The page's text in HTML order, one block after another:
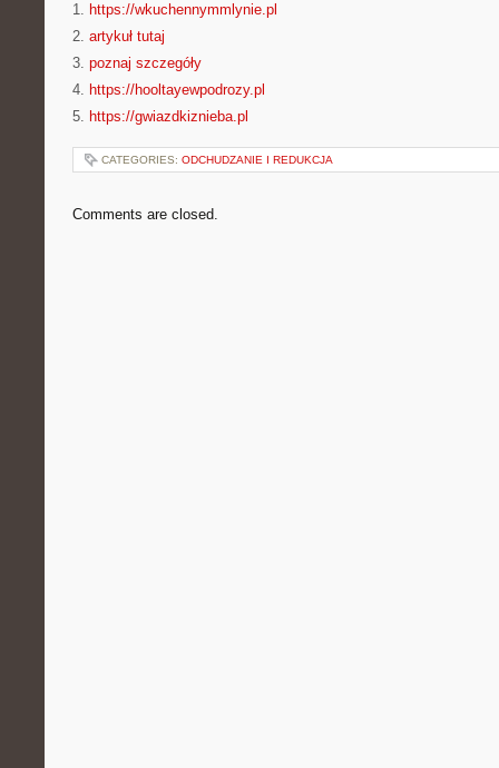
1. https://wkuchennymmlynie.pl
2. artykuł tutaj
3. poznaj szczegóły
4. https://hooltayewpodrozy.pl
5. https://gwiazdkiznieba.pl
CATEGORIES: ODCHUDZANIE I REDUKCJA
Comments are closed.